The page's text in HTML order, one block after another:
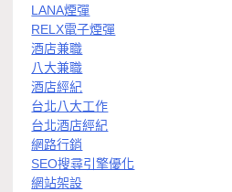
LANA煙彈
RELX電子煙彈
酒店兼職
八大兼職
酒店經紀
台北八大工作
台北酒店經紀
網路行銷
SEO搜尋引擎優化
網站架設